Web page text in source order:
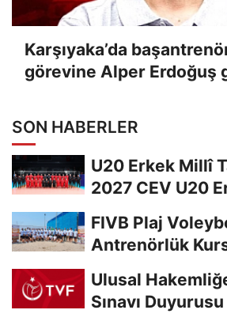
Karşıyaka’da
görevine Alper Erdoğuş
SON HABERLER
U20 Erkek Millî
2027 CEV U20
FIVB Plaj
Antrenörlük
Ulusal
Sınavı Duyurusu